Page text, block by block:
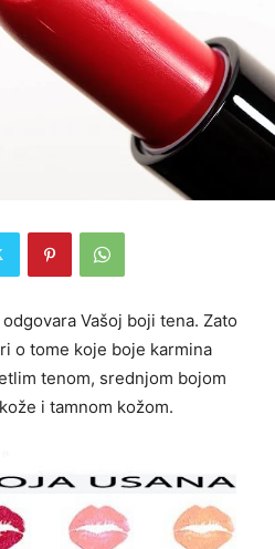
Vašoj boji tena. Zato
o tome koje boje karmina
tenom, srednjom bojom
i tamnom kožom.